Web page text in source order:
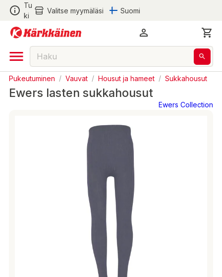
Tu
ki
Valitse myymäläsi Suomi
Pukeutuminen / Vauvat / Housut ja hameet / Sukkahousut
Ewers lasten sukkahousut
Ewers Collection